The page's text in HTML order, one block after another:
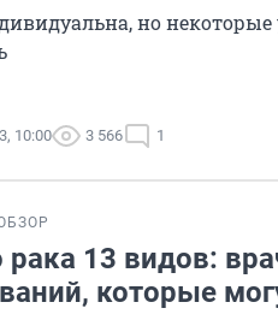
но некоторые
10:00 3 566 1
рака 13 видов:
которые